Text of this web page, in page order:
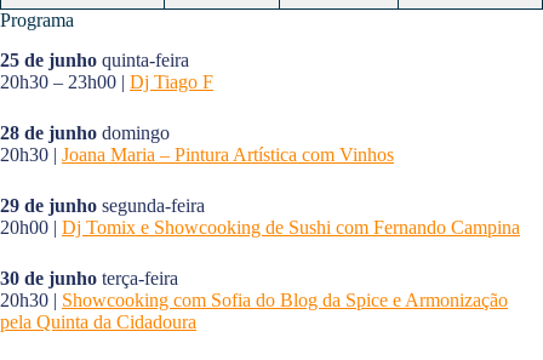
Programa
25 de junho quinta-feira
20h30 – 23h00 | Dj Tiago F
28 de junho domingo
20h30 | Joana Maria – Pintura Artística com Vinhos
29 de junho segunda-feira
20h00 | Dj Tomix e Showcooking de Sushi com Fernando Campina
30 de junho terça-feira
20h30 | Showcooking com Sofia do Blog da Spice e Armonização
pela Quinta da Cidadoura